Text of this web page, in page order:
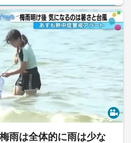
雨は全体的に雨は少な